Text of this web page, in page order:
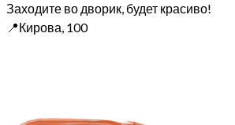
Заходите во дворик, будет красиво!
📍Кирова, 100